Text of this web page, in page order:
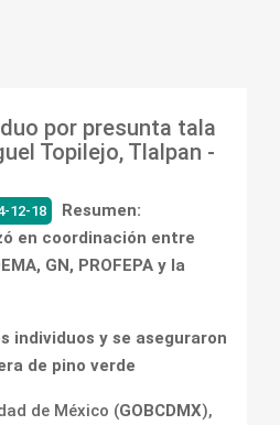
por presunta tala
Topilejo, Tlalpan -
12-18
Resumen:
en coordinación entre
GN, PROFEPA y la
individuos y se aseguraron
de pino verde
de México (GOBCDMX),